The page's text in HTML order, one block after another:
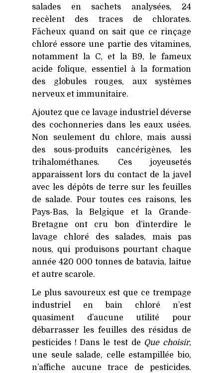
salades en sachets analysées, 24
recèlent des traces de chlorates.
Fâcheux quand on sait que ce rinçage
chloré essore une partie des vitamines,
notamment la C, et la B9, le fameux
acide folique, essentiel à la formation
des globules rouges, aux systèmes
nerveux et immunitaire.
Ajoutez que ce lavage industriel déverse
des cochonneries dans les eaux usées.
Non seulement du chlore, mais aussi
des sous-produits cancérigènes, les
trihalométhanes. Ces joyeusetés
apparaissent lors du contact de la javel
avec les dépôts de terre sur les feuilles
de salade. Pour toutes ces raisons, les
Pays-Bas, la Belgique et la Grande-
Bretagne ont cru bon d’interdire le
lavage chloré des salades, mais pas
nous, qui produisons pourtant chaque
année 420 000 tonnes de batavia, laitue
et autre scarole.
Le plus savoureux est que ce trempage
industriel en bain chloré n’est
quasiment d’aucune utilité pour
débarrasser les feuilles des résidus de
pesticides ! Dans le test de Que choisir,
une seule salade, celle estampillée bio,
n’affiche aucune trace de pesticides.